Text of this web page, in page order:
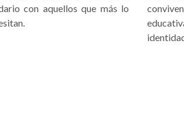
con aquellos que más lo